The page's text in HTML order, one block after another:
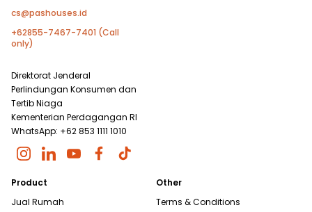
cs@pashouses.id
+62855-7467-7401 (Call
only)
Direktorat Jenderal
Perlindungan Konsumen dan
Tertib Niaga
Kementerian Perdagangan RI
WhatsApp: +62 853 1111 1010
Product
Jual Rumah
Other
Terms & Conditions